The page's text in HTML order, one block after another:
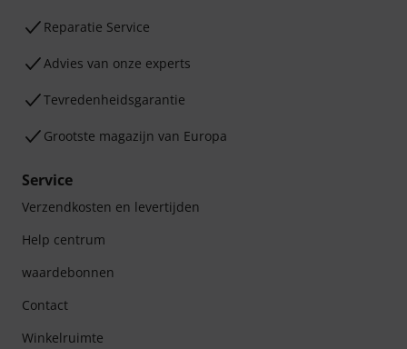
Reparatie Service
Advies van onze experts
Tevredenheidsgarantie
Grootste magazijn van Europa
Service
Verzendkosten en levertijden
Help centrum
waardebonnen
Contact
Winkelruimte